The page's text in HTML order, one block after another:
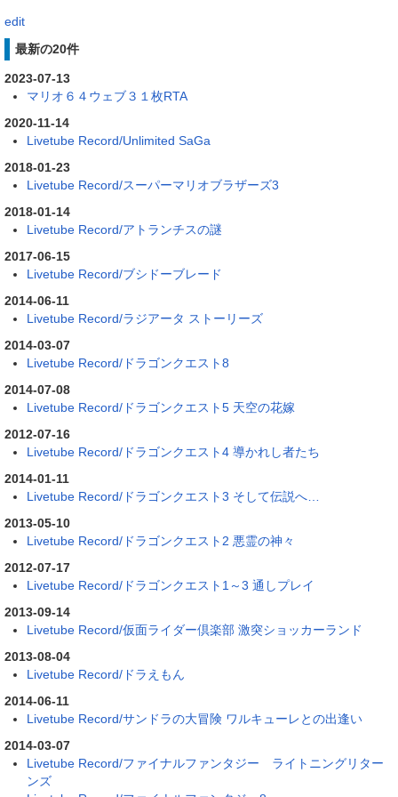
edit
最新の20件
2023-07-13
マリオ６４ウェブ３１枚RTA
2020-11-14
Livetube Record/Unlimited SaGa
2018-01-23
Livetube Record/スーパーマリオブラザーズ3
2018-01-14
Livetube Record/アトランチスの謎
2017-06-15
Livetube Record/ブシドーブレード
2014-06-11
Livetube Record/ラジアータ ストーリーズ
2014-03-07
Livetube Record/ドラゴンクエスト8
2014-07-08
Livetube Record/ドラゴンクエスト5 天空の花嫁
2012-07-16
Livetube Record/ドラゴンクエスト4 導かれし者たち
2014-01-11
Livetube Record/ドラゴンクエスト3 そして伝説へ…
2013-05-10
Livetube Record/ドラゴンクエスト2 悪霊の神々
2012-07-17
Livetube Record/ドラゴンクエスト1～3 通しプレイ
2013-09-14
Livetube Record/仮面ライダー倶楽部 激突ショッカーランド
2013-08-04
Livetube Record/ドラえもん
2014-06-11
Livetube Record/サンドラの大冒険 ワルキューレとの出逢い
2014-03-07
Livetube Record/ファイナルファンタジー ライトニングリター
ンズ